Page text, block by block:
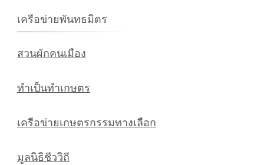
เครือข่ายพันทธมิตร
สวนผักคนเมือง
ทำเป็นทำเกษตร
เครือข่ายเกษตรกรรมทางเลือก
มูลนิธิชีววิถี